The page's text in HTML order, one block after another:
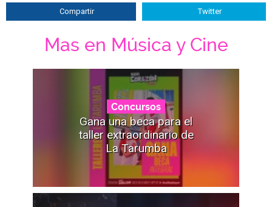
Compartir Twitter
Mas en Música y Cine
Concursos
Gana una beca para el
taller extraordinario de
La Tarumba